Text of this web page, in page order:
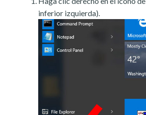
inferior izquierda).